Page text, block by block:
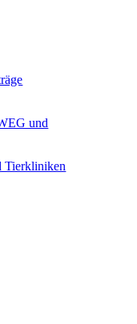
und
Tierkliniken